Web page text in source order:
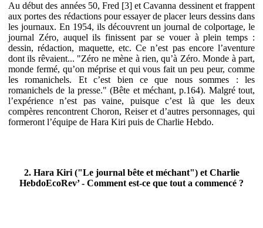
Au début des années 50, Fred [3] et Cavanna dessinent et frappent
aux portes des rédactions pour essayer de placer leurs dessins dans
les journaux. En 1954, ils découvrent un journal de colportage, le
journal Zéro, auquel ils finissent par se vouer à plein temps :
dessin, rédaction, maquette, etc. Ce n’est pas encore l’aventure
dont ils rêvaient... "Zéro ne mène à rien, qu’à Zéro. Monde à part,
monde fermé, qu’on méprise et qui vous fait un peu peur, comme
les romanichels. Et c’est bien ce que nous sommes : les
romanichels de la presse." (Bête et méchant, p.164). Malgré tout,
l’expérience n’est pas vaine, puisque c’est là que les deux
compères rencontrent Choron, Reiser et d’autres personnages, qui
formeront l’équipe de Hara Kiri puis de Charlie Hebdo.
2. Hara Kiri ("Le journal bête et méchant") et Charlie
HebdoEcoRev’ - Comment est-ce que tout a commencé ?